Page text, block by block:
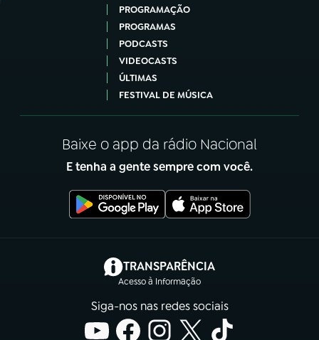
PROGRAMAÇÃO
PROGRAMAS
PODCASTS
VIDEOCASTS
ÚLTIMAS
FESTIVAL DE MÚSICA
Baixe o app da rádio Nacional
E tenha a gente sempre com você.
TRANSPARÊNCIA
Acesso à Informação
(abre em nova aba)
Siga-nos nas redes sociais